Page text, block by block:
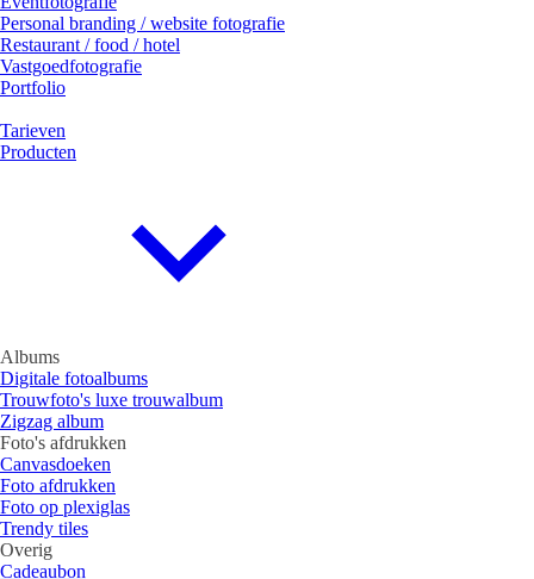
Personal branding / website fotografie
Restaurant / food / hotel
Vastgoedfotografie
Portfolio
Tarieven
Producten
Albums
Digitale fotoalbums
Trouwfoto's luxe trouwalbum
Zigzag album
Foto's afdrukken
Canvasdoeken
Foto afdrukken
Foto op plexiglas
Trendy tiles
Overig
Cadeaubon